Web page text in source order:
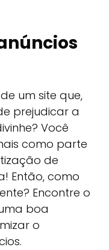
um site que,
prejudicar a
Você
como parte
de
Então, como
Encontre o
boa
o